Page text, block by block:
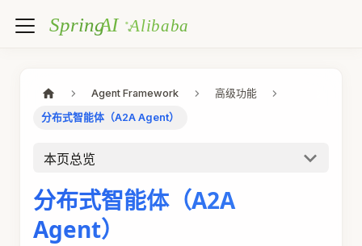
Agent Framework 高级功能
分布式智能体（A2A Agent）
本页总览
分布式智能体（A2A
Agent）